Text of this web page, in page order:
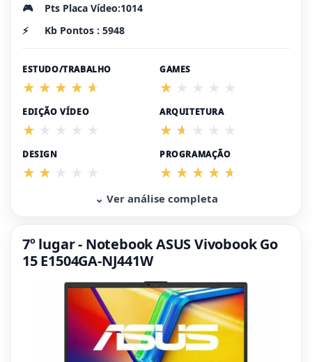
🎮
Pts Placa Vídeo:1014
⚡
Kb Pontos : 5948
ESTUDO/TRABALHO GAMES
EDIÇÃO VÍDEO ARQUITETURA
DESIGN PROGRAMAÇÃO
⌄ Ver análise completa
7º lugar - Notebook ASUS Vivobook Go
15 E1504GA-NJ441W